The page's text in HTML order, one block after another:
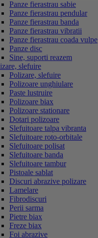
Panze fierastrau sabie
Panze fierastrau pendular
Panze fierastrau banda
Panze fierastrau vibratii
Panze fierastrau coada vulpe
Panze disc
Sine, suporti reazem
slefuire
Polizare, slefuire
Polizoare unghiulare
Paste lustruire
Polizoare biax
Polizoare stationare
Dotari polizoare
Slefuitoare talpa vibranta
Slefuitoare roto-orbitale
Slefuitoare polisat
Slefuitoare banda
Slefuitoare tambur
Pistoale sablat
Discuri abrazive polizare
Lamelare
Fibrodiscuri
Perii sarma
Pietre biax
Freze biax
Foi abrazive